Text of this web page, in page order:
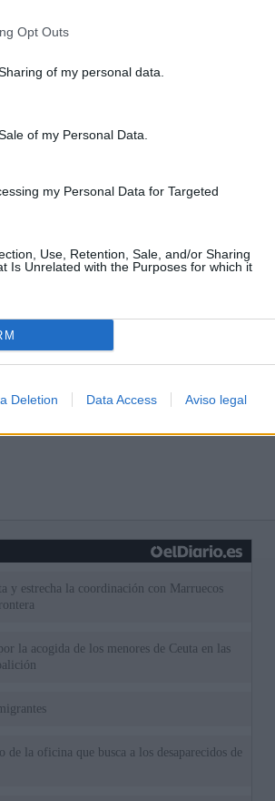
Opt Outs
of my personal data.
of my Personal Data.
my Personal Data for Targeted
Use, Retention, Sale, and/or Sharing
Is Unrelated with the Purposes for which it
Deletion Data Access Aviso legal
y estrecha la coordinación con Marruecos
la acogida de los menores de Ceuta en las
la oficina que busca a los desaparecidos de